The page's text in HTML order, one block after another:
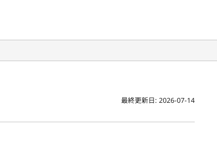
最終更新日:2026-07-14